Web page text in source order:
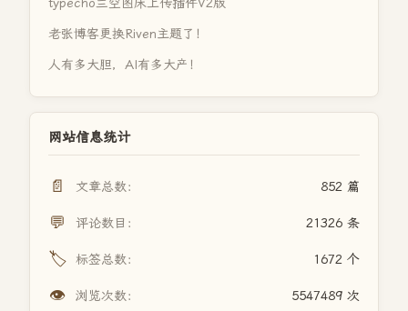
老张博客更换Riven主题了！
人有多大胆，AI有多大产！
网站信息统计
📄 文章总数： 852 篇
💬 评论数目： 21326 条
🏷️ 标签总数： 1672 个
👁️ 浏览次数： 5547489 次